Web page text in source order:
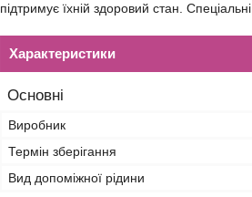
підтримує їхній здоровий стан.
Характеристики
Основні
Виробник
Термін зберігання
Вид допоміжної рідини